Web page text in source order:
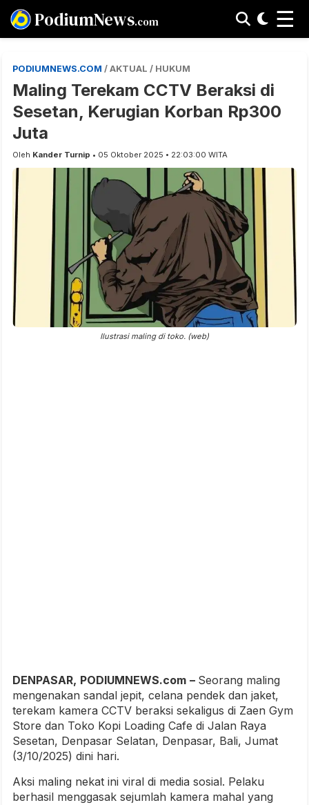
PodiumNews.com ☰
PODIUMNEWS.COM / AKTUAL / HUKUM
Maling Terekam CCTV Beraksi di
Sesetan, Kerugian Korban Rp300
Juta
Oleh Kander Turnip • 05 Oktober 2025 • 22:03:00 WITA
Ilustrasi maling di toko. (web)
DENPASAR, PODIUMNEWS.com – Seorang maling
mengenakan sandal jepit, celana pendek dan jaket,
terekam kamera CCTV beraksi sekaligus di Zaen Gym
Store dan Toko Kopi Loading Cafe di Jalan Raya
Sesetan, Denpasar Selatan, Denpasar, Bali, Jumat
(3/10/2025) dini hari.
Aksi maling nekat ini viral di media sosial. Pelaku
berhasil menggasak sejumlah kamera mahal yang